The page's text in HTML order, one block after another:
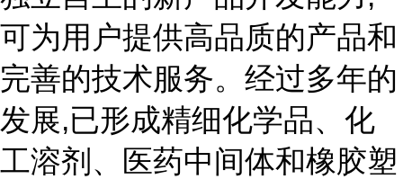
可为用户提供高品质的产品和
完善的技术服务。经过多年的
发展,已形成精细化学品、化
工溶剂、医药中间体和橡胶塑